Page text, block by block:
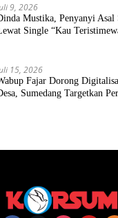
9, 2026
Mustika, Penyanyi Asal
Single “Kau
15, 2026
Fajar Dorong
Sumedang Targetkan